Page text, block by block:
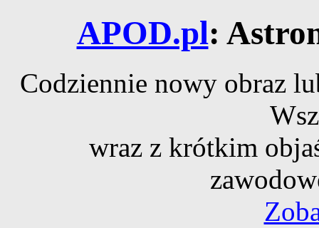
APOD.pl:
Codziennie nowy obraz
wraz z krótkim